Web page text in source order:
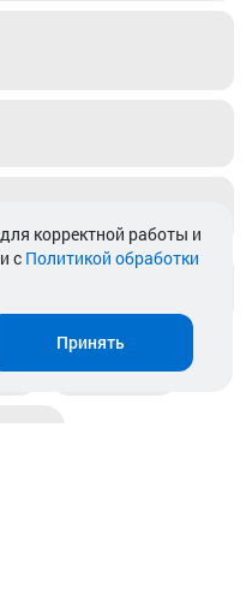
Магазины
корректной работы и
с Политикой обработки
Принять